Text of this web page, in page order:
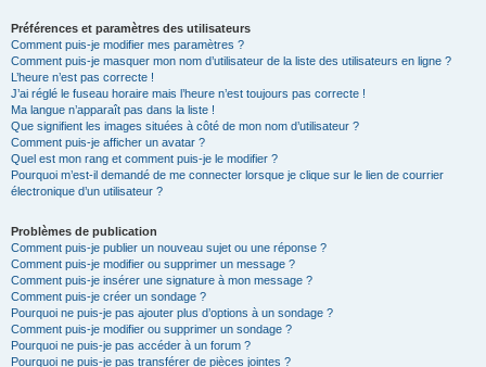
Préférences et paramètres des utilisateurs
Comment puis-je modifier mes paramètres ?
Comment puis-je masquer mon nom d’utilisateur de la liste des utilisateurs en ligne ?
L’heure n’est pas correcte !
J’ai réglé le fuseau horaire mais l’heure n’est toujours pas correcte !
Ma langue n’apparaît pas dans la liste !
Que signifient les images situées à côté de mon nom d’utilisateur ?
Comment puis-je afficher un avatar ?
Quel est mon rang et comment puis-je le modifier ?
Pourquoi m’est-il demandé de me connecter lorsque je clique sur le lien de courrier
électronique d’un utilisateur ?
Problèmes de publication
Comment puis-je publier un nouveau sujet ou une réponse ?
Comment puis-je modifier ou supprimer un message ?
Comment puis-je insérer une signature à mon message ?
Comment puis-je créer un sondage ?
Pourquoi ne puis-je pas ajouter plus d’options à un sondage ?
Comment puis-je modifier ou supprimer un sondage ?
Pourquoi ne puis-je pas accéder à un forum ?
Pourquoi ne puis-je pas transférer de pièces jointes ?